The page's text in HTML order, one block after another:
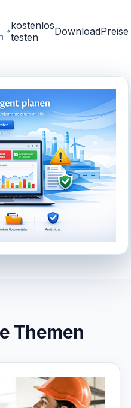
kostenlos
testen
DownloadPreise
Themen